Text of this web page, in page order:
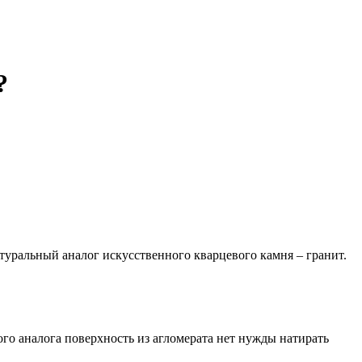
аналог искусственного кварцевого камня – гранит.
аналога поверхность из агломерата нет нужды натирать